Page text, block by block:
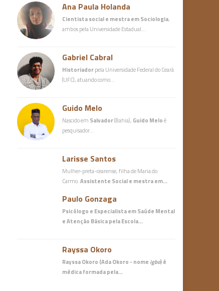
Ana Paula Holanda
Cientista social e mestra em Sociologia,
ambos pela Universidade Estadual…
Gabriel Cabral
Historiadorpela Universidade Federal do Ceará
(UFC), atuando como…
Guido Melo
Nascido em Salvador(Bahia), Guido Meloé
pesquisador…
Larisse Santos
Mulher-preta-cearense, filha de Maria do
Carmo.Assistente Social e mestra em…
Paulo Gonzaga
Psicólogo e Especialista em Saúde Mental
e Atenção Básicapela Escola…
Rayssa Okoro
Rayssa Okoro (Ada Okoro - nome igbo) é
médicaformada pela…